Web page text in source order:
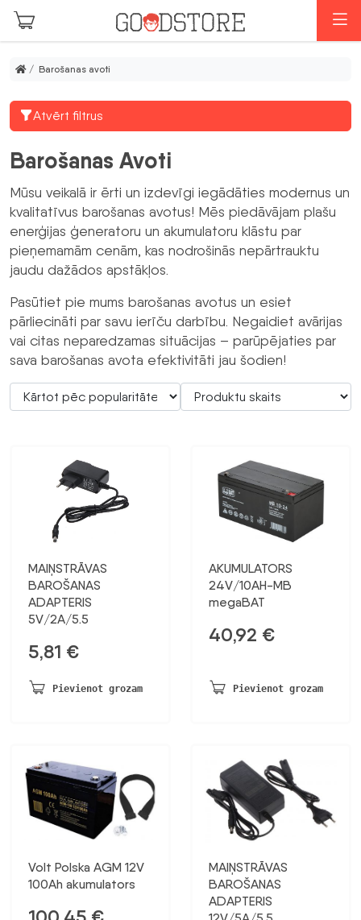
Skip to main content
/ Barošanas avoti
Atvērt filtrus
Barošanas Avoti
Mūsu veikalā ir ērti un izdevīgi iegādāties modernus un
kvalitatīvus barošanas avotus! Mēs piedāvājam plašu
enerģijas ģeneratoru un akumulatoru klāstu par
pieņemamām cenām, kas nodrošinās nepārtrauktu
jaudu dažādos apstākļos.
Pasūtiet pie mums barošanas avotus un esiet
pārliecināti par savu ierīču darbību. Negaidiet avārijas
vai citas neparedzamas situācijas – parūpējaties par
sava barošanas avota efektivitāti jau šodien!
MAIŅSTRĀVAS
BAROŠANAS
ADAPTERIS
5V/2A/5.5
5,81 €
Pievienot grozam
AKUMULATORS
24V/10AH-MB
megaBAT
40,92 €
Pievienot grozam
Volt Polska AGM 12V
100Ah akumulators
MAIŅSTRĀVAS
BAROŠANAS
ADAPTERIS